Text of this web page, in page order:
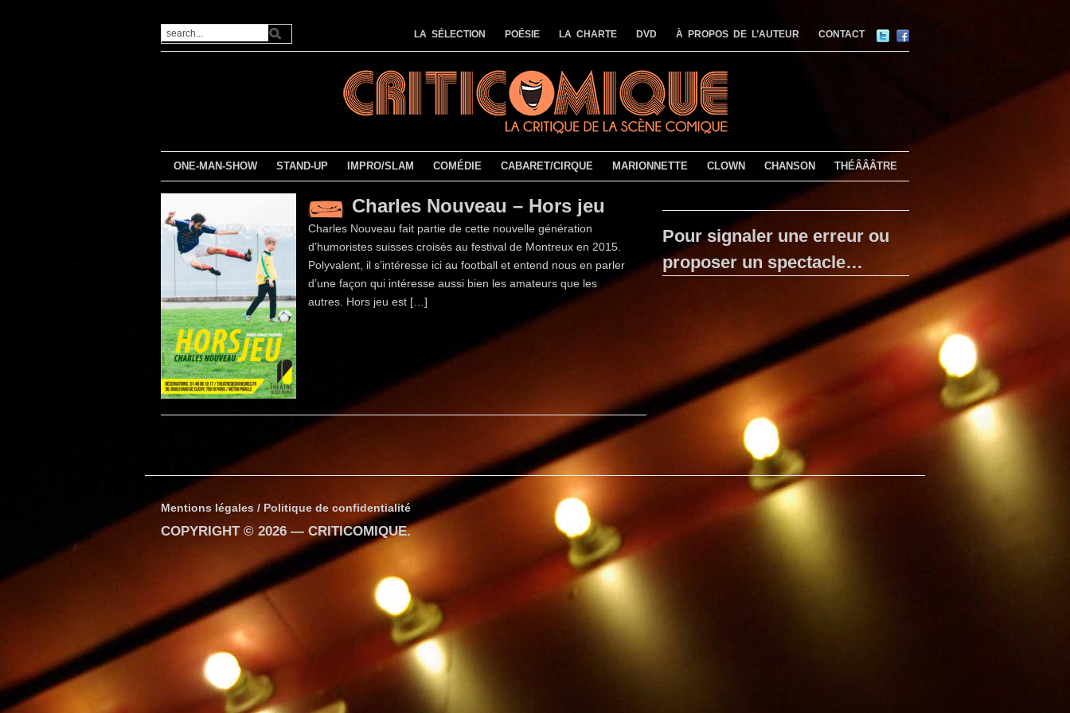
LA SÉLECTION POÉSIE LA CHARTE DVD À PROPOS DE L’AUTEUR CONTACT
ONE-MAN-SHOW STAND-UP IMPRO/SLAM COMÉDIE CABARET/CIRQUE MARIONNETTE CLOWN CHANSON THÉÂÂÂTRE
Charles Nouveau – Hors jeu
Charles Nouveau fait partie de cette nouvelle génération
d’humoristes suisses croisés au festival de Montreux en 2015.
Polyvalent, il s’intéresse ici au football et entend nous en parler
d’une façon qui intéresse aussi bien les amateurs que les
autres. Hors jeu est […]
Pour signaler une erreur ou
proposer un spectacle…
Mentions légales / Politique de confidentialité
COPYRIGHT © 2026 — CRITICOMIQUE.